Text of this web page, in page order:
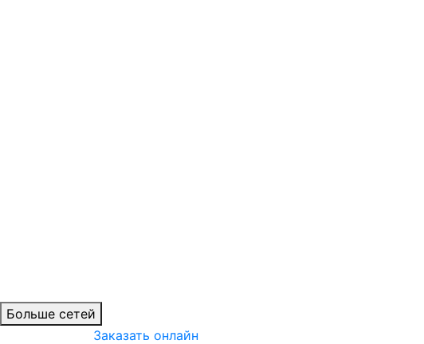
Больше сетей
Заказать онлайн